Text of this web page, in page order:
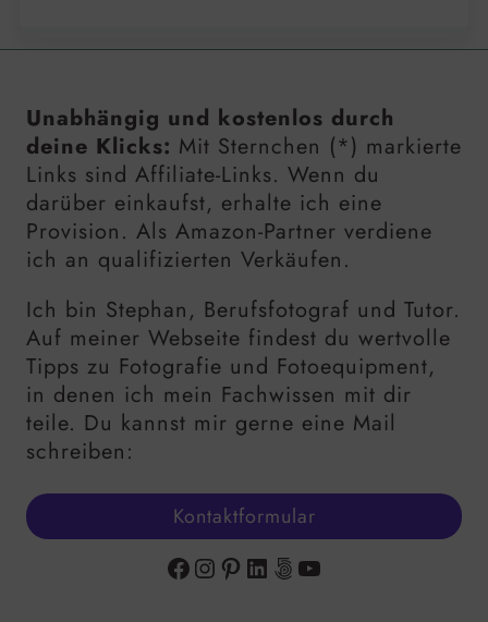
Unabhängig und kostenlos durch
deine Klicks: Mit Sternchen (*) markierte
Links sind Affiliate-Links. Wenn du
darüber einkaufst, erhalte ich eine
Provision. Als Amazon-Partner verdiene
ich an qualifizierten Verkäufen.
Ich bin Stephan, Berufsfotograf und Tutor.
Auf meiner Webseite findest du wertvolle
Tipps zu Fotografie und Fotoequipment,
in denen ich mein Fachwissen mit dir
teile. Du kannst mir gerne eine Mail
schreiben:
Kontaktformular
Facebook
Instagram
Pinterest
LinkedIn
500px
YouTube